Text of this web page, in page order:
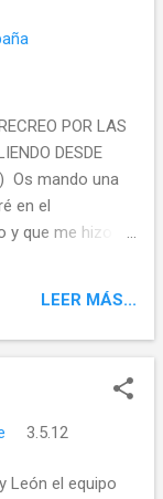
POR LAS
DESDE
Os mando una
en el
y que me hizo
LEER MÁS...
3.5.12
León el equipo